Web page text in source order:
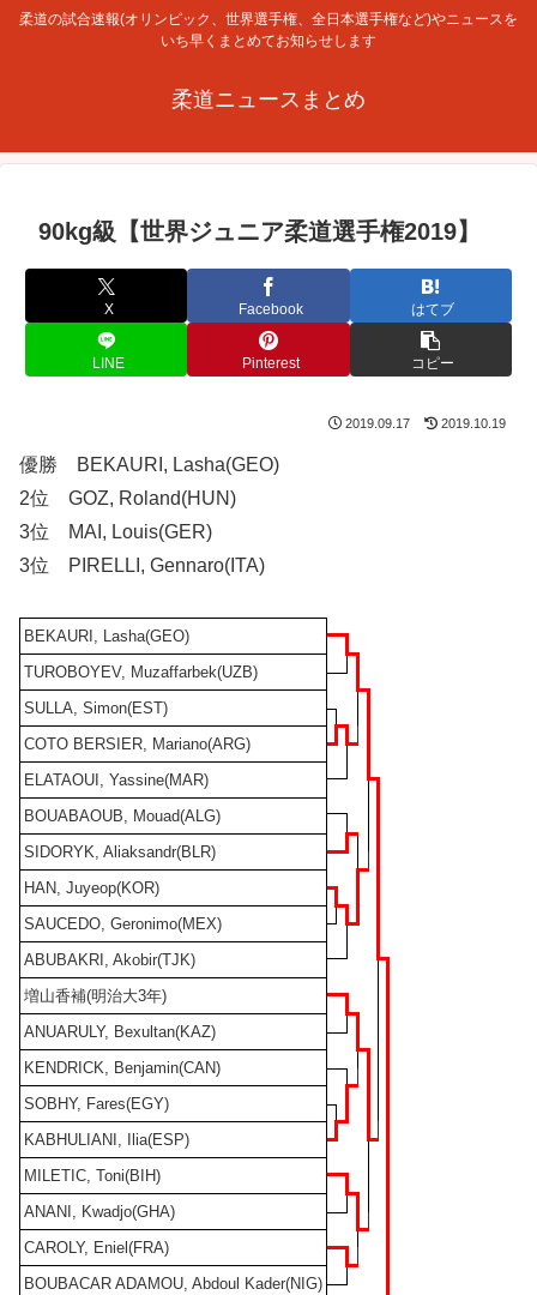
柔道の試合速報(オリンピック、世界選手権、全日本選手権など)やニュースを
いち早くまとめてお知らせします
柔道ニュースまとめ
90kg級【世界ジュニア柔道選手権2019】
X Facebook はてブ
LINE Pinterest コピー
2019.09.17 2019.10.19
優勝 BEKAURI, Lasha(GEO)
2位 GOZ, Roland(HUN)
3位 MAI, Louis(GER)
3位 PIRELLI, Gennaro(ITA)
BEKAURI, Lasha(GEO)
TUROBOYEV, Muzaffarbek(UZB)
SULLA, Simon(EST)
COTO BERSIER, Mariano(ARG)
ELATAOUI, Yassine(MAR)
BOUABAOUB, Mouad(ALG)
SIDORYK, Aliaksandr(BLR)
HAN, Juyeop(KOR)
SAUCEDO, Geronimo(MEX)
ABUBAKRI, Akobir(TJK)
増山香補(明治大3年)
ANUARULY, Bexultan(KAZ)
KENDRICK, Benjamin(CAN)
SOBHY, Fares(EGY)
KABHULIANI, Ilia(ESP)
MILETIC, Toni(BIH)
ANANI, Kwadjo(GHA)
CAROLY, Eniel(FRA)
BOUBACAR ADAMOU, Abdoul Kader(NIG)